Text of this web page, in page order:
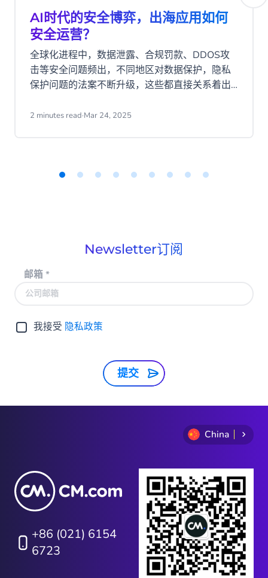
AI时代的安全博弈，出海应用如何
安全运营？
全球化进程中，数据泄露、合规罚款、DDOS攻
击等安全问题频出，不同地区对数据保护，隐私
保护问题的法案不断升级，这些都直接关系着出
降低数据安全隐患。
2 minutes read·Mar 24, 2025
Newsletter订阅
邮箱*
我接受 隐私政策
提交
China
+86 (021) 6154
6723